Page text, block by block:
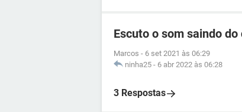
Escuto o som saindo
Marcos - 6 set 2021 às 06:29
ninha25 - 6 abr 2022 às 06:28
3 Respostas